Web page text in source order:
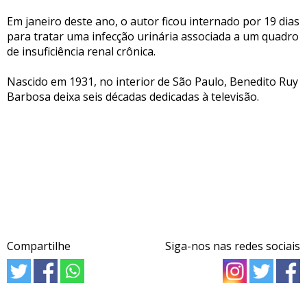
Em janeiro deste ano, o autor ficou internado por 19 dias
para tratar uma infecção urinária associada a um quadro
de insuficiência renal crônica.
Nascido em 1931, no interior de São Paulo, Benedito Ruy
Barbosa deixa seis décadas dedicadas à televisão.
Compartilhe Siga-nos nas redes sociais